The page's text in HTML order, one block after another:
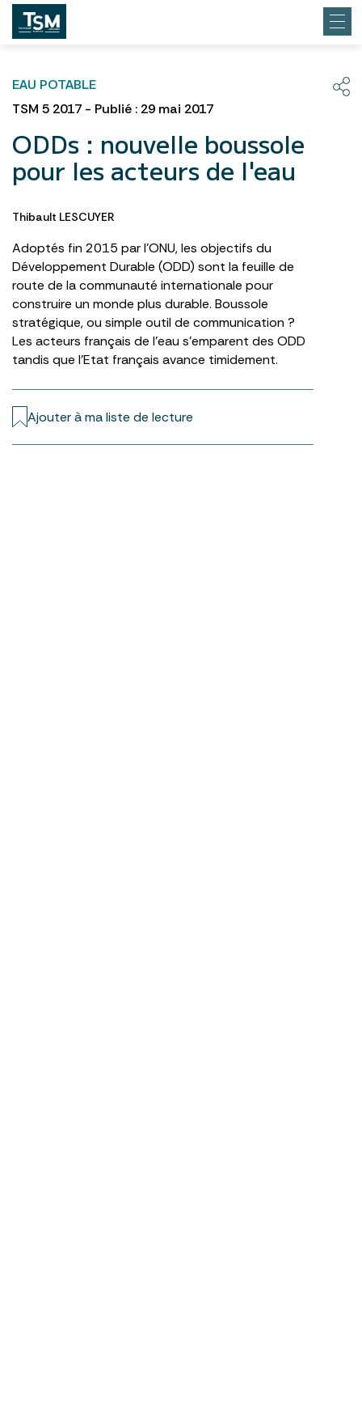
EAU POTABLE
TSM 5 2017 - Publié : 29 mai 2017
ODDs : nouvelle boussole
pour les acteurs de l'eau
Thibault LESCUYER
Adoptés fin 2015 par l’ONU, les objectifs du
Développement Durable (ODD) sont la feuille de
route de la communauté internationale pour
construire un monde plus durable. Boussole
stratégique, ou simple outil de communication ?
Les acteurs français de l’eau s’emparent des ODD
tandis que l’Etat français avance timidement.
Ajouter à ma liste de lecture